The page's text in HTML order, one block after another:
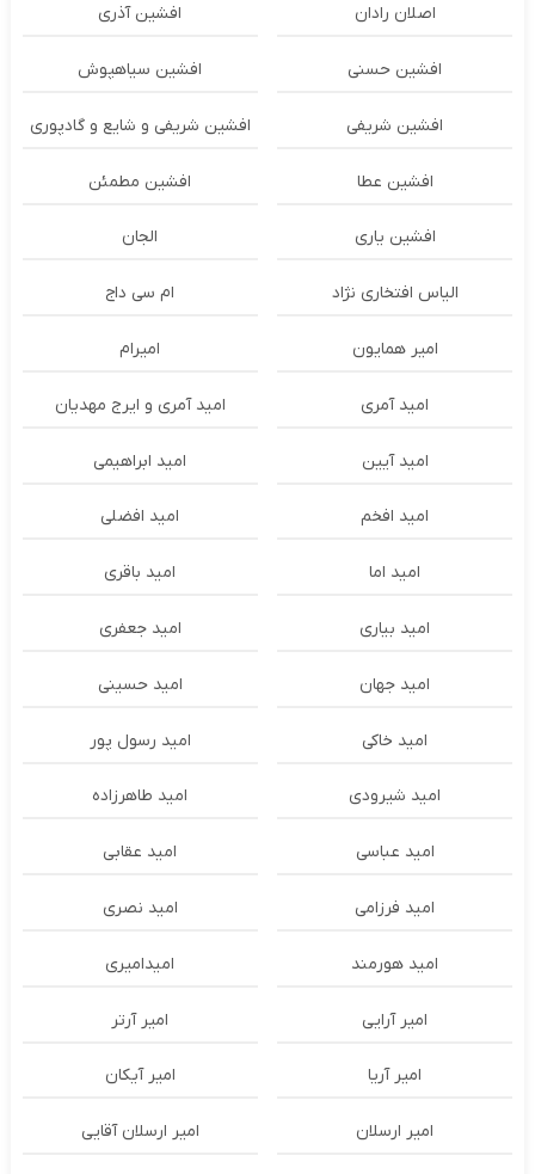
اصلان رادان افشین آذری
افشین حسنی افشین سیاهپوش
افشین شریفی افشین شریفی و شایع و گادپوری
افشین عطا افشین مطمئن
افشین یاری الجان
الیاس افتخاری نژاد ام سی داج
امير همايون اميرام
امید آمری امید آمری و ایرج مهدیان
امید آیین امید ابراهیمی
امید افخم امید افضلی
امید اما امید باقری
امید بیاری امید جعفری
امید جهان امید حسینی
امید خاکی امید رسول پور
امید شیرودی امید طاهرزاده
امید عباسی امید عقابی
امید فرزامی امید نصری
امید هورمند امیدامیری
امیر آرایی امیر آرتر
امیر آریا امیر آیکان
امیر ارسلان امیر ارسلان آقایی